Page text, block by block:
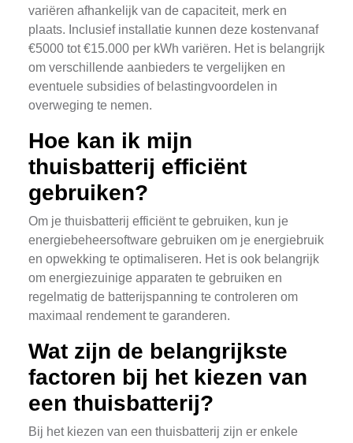
variëren afhankelijk van de capaciteit, merk en
plaats. Inclusief installatie kunnen deze kostenvanaf
€5000 tot €15.000 per kWh variëren. Het is belangrijk
om verschillende aanbieders te vergelijken en
eventuele subsidies of belastingvoordelen in
overweging te nemen.
Hoe kan ik mijn
thuisbatterij efficiënt
gebruiken?
Om je thuisbatterij efficiënt te gebruiken, kun je
energiebeheersoftware gebruiken om je energiebruik
en opwekking te optimaliseren. Het is ook belangrijk
om energiezuinige apparaten te gebruiken en
regelmatig de batterijspanning te controleren om
maximaal rendement te garanderen.
Wat zijn de belangrijkste
factoren bij het kiezen van
een thuisbatterij?
Bij het kiezen van een thuisbatterij zijn er enkele